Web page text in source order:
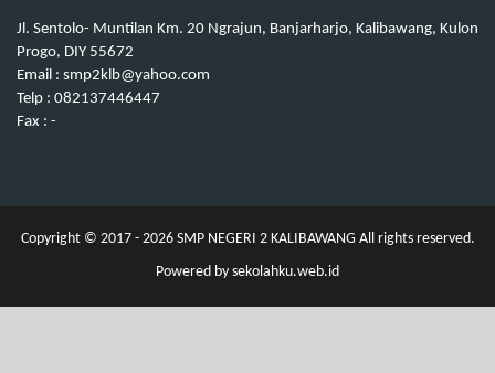
Jl. Sentolo- Muntilan Km. 20 Ngrajun, Banjarharjo, Kalibawang, Kulon
Progo, DIY 55672
Email : smp2klb@yahoo.com
Telp : 082137446447
Fax : -
Copyright © 2017 - 2026SMP NEGERI 2 KALIBAWANG All rights reserved.
Powered by sekolahku.web.id